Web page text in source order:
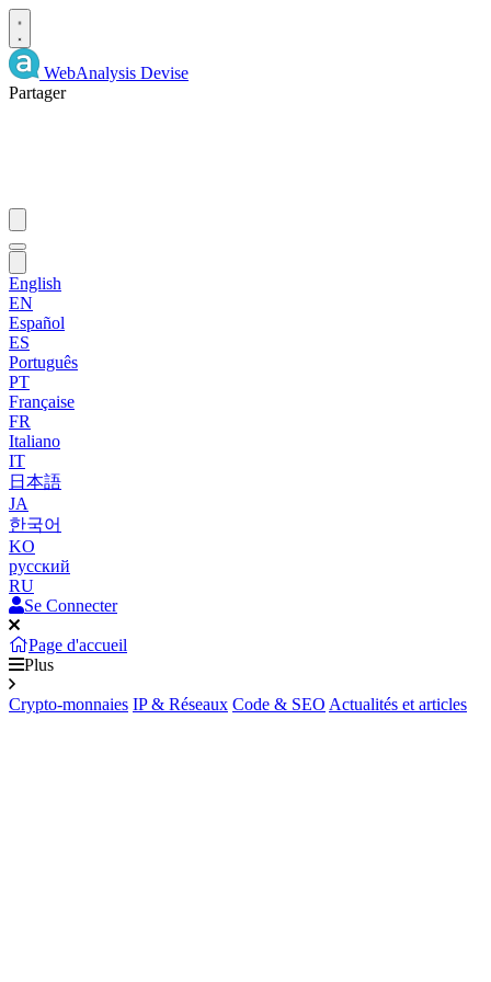
WebAnalysis Devise
Partager
English
EN
Español
ES
Português
PT
Française
FR
Italiano
IT
日本語
JA
한국어
KO
русский
RU
Se Connecter
Page d'accueil
Plus
Crypto-monnaies IP & Réseaux Code & SEO Actualités et articles